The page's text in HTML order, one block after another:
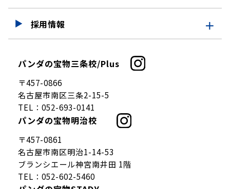
採用情報
採用情報
仕事を知る
募集要項
パンダの宝物三条校/Plus
〒457-0866
名古屋市南区三条2-15-5
TEL： 052-693-0141
パンダの宝物明治校
〒457-0861
名古屋市南区明治1-14-53
ブランシエール神宮南井田 1階
TEL： 052-602-5460